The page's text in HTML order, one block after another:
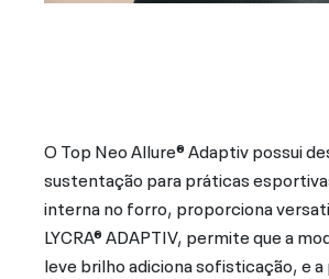
O Top Neo Allure® Adaptiv possui
sustentação para práticas
interna no forro, proporciona
LYCRA® ADAPTIV, permite que a
leve brilho adiciona sofisticação, e